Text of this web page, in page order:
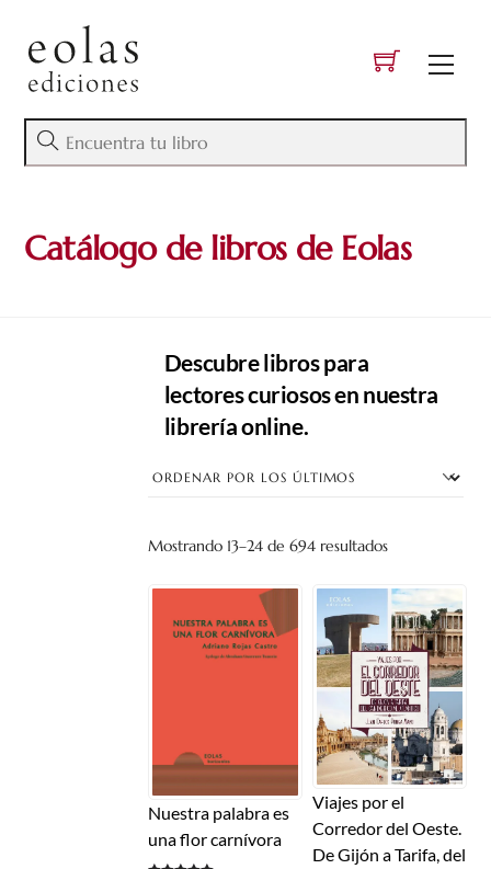
content
Catálogo de libros de Eolas
Descubre libros para
lectores curiosos en nuestra
librería online.
Mostrando 13–24 de 694 resultadosOrdenado
los
últimos
Nuestra palabra es
una flor carnívora
Viajes por el
Corredor del Oeste.
De Gijón a Tarifa, del